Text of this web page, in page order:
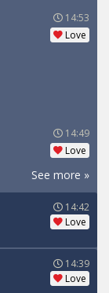
14:53
Love
14:49
Love
See more »
14:42
Love
14:39
Love